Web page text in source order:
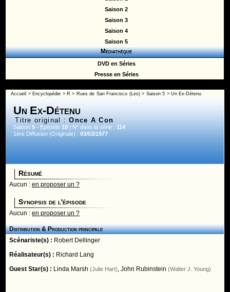
Saison 2
Saison 3
Saison 4
Saison 5
Médiathèque
DVD en Séries
Presse en Séries
Accueil > Encyclopédie > R > Rues de San Francisco (Les)> Saison 5 > Un Ex-Détenu
Un Ex-Détenu
Titre original :Once A Con
Saison5 - Episode18 | N° dans la série :114
1ère Diffusion (Originale) :03/03/1977
Résumé
Aucun :en proposer un ?
Synopsis de l'épisode
Aucun :en proposer un ?
Distribution & Production principale
Scénariste(s) : Robert Dellinger
Réalisateur(s) : Richard Lang
Guest Star(s) : Linda Marsh (Julie Hart),John Rubinstein (Walter J. Young)